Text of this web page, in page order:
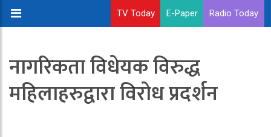
TV Today E-Paper Radio Today
नागरिकता विधेयक विरुद्ध
महिलाहरुद्वारा विरोध प्रदर्शन